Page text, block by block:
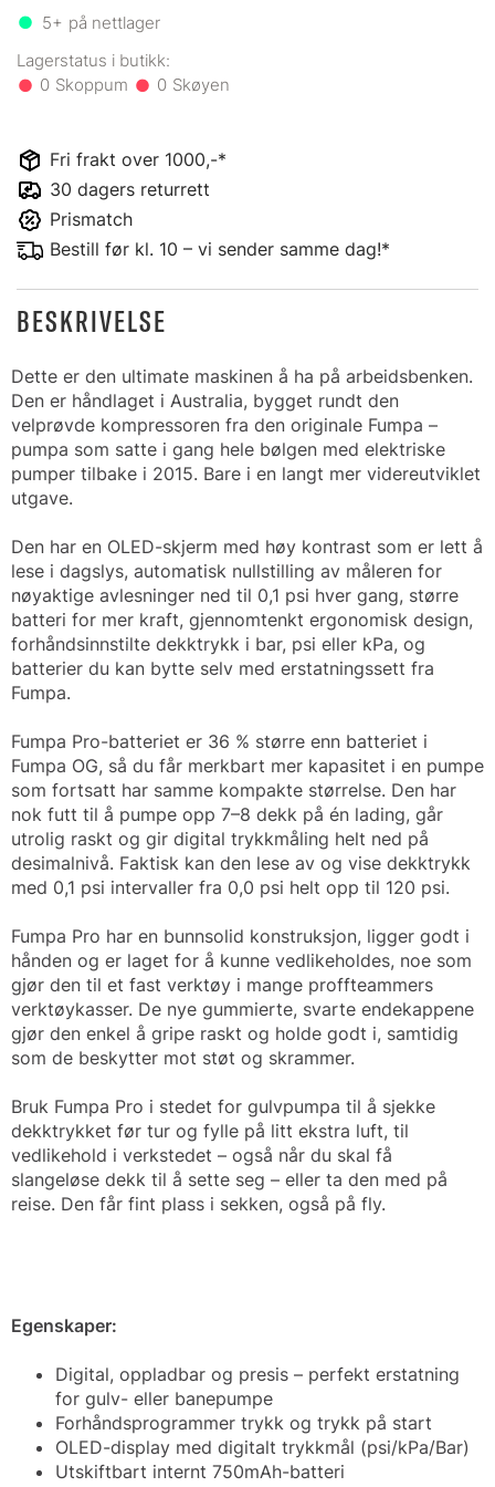
5+ på nettlager
0 0
Fri frakt over 1000,-*
30 dagers returrett
Prismatch
Bestill før kl. 10 – vi sender samme dag!*
BESKRIVELSE
Dette er den ultimate maskinen å ha på arbeidsbenken.
Den er håndlaget i Australia, bygget rundt den
velprøvde kompressoren fra den originale Fumpa –
pumpa som satte i gang hele bølgen med elektriske
pumper tilbake i 2015. Bare i en langt mer videreutviklet
utgave.
Den har en OLED-skjerm med høy kontrast som er lett å
lese i dagslys, automatisk nullstilling av måleren for
nøyaktige avlesninger ned til 0,1 psi hver gang, større
batteri for mer kraft, gjennomtenkt ergonomisk design,
forhåndsinnstilte dekktrykk i bar, psi eller kPa, og
batterier du kan bytte selv med erstatningssett fra
Fumpa.
Fumpa Pro-batteriet er 36 % større enn batteriet i
Fumpa OG, så du får merkbart mer kapasitet i en pumpe
som fortsatt har samme kompakte størrelse. Den har
nok futt til å pumpe opp 7–8 dekk på én lading, går
utrolig raskt og gir digital trykkmåling helt ned på
desimalnivå. Faktisk kan den lese av og vise dekktrykk
med 0,1 psi intervaller fra 0,0 psi helt opp til 120 psi.
Fumpa Pro har en bunnsolid konstruksjon, ligger godt i
hånden og er laget for å kunne vedlikeholdes, noe som
gjør den til et fast verktøy i mange proffteammers
verktøykasser. De nye gummierte, svarte endekappene
gjør den enkel å gripe raskt og holde godt i, samtidig
som de beskytter mot støt og skrammer.
Bruk Fumpa Pro i stedet for gulvpumpa til å sjekke
dekktrykket før tur og fylle på litt ekstra luft, til
vedlikehold i verkstedet – også når du skal få
slangeløse dekk til å sette seg – eller ta den med på
reise. Den får fint plass i sekken, også på fly.
Egenskaper:
Digital, oppladbar og presis – perfekt erstatning
for gulv- eller banepumpe
Forhåndsprogrammer trykk og trykk på start
OLED-display med digitalt trykkmål (psi/kPa/Bar)
Utskiftbart internt 750mAh-batteri